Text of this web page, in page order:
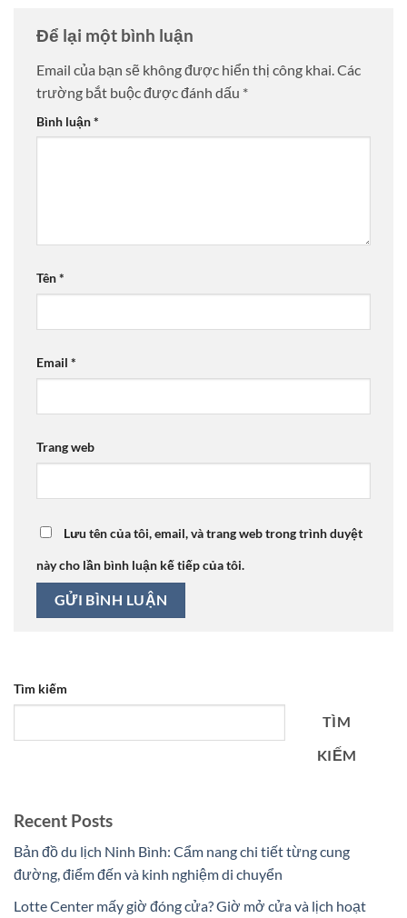
Để lại một bình luận
Email của bạn sẽ không được hiển thị công khai. Các
trường bắt buộc được đánh dấu *
Bình luận*
Tên*
Email *
Trang web
Lưu tên của tôi, email, và trang web trong trình duyệt
này cho lần bình luận kế tiếp của tôi.
Tìm kiếm
TÌM
KIẾM
Recent Posts
Bản đồ du lịch Ninh Bình: Cẩm nang chi tiết từng cung
đường, điểm đến và kinh nghiệm di chuyển
Lotte Center mấy giờ đóng cửa? Giờ mở cửa và lịch hoạt